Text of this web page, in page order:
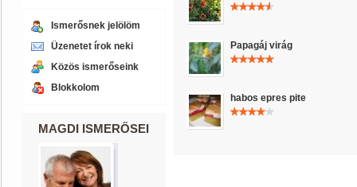
Ismerősnek jelölöm
Üzenetet írok neki
Közös ismerőseink
Blokkolom
MAGDI ISMERŐSEI
Papagáj virág
habos epres pite